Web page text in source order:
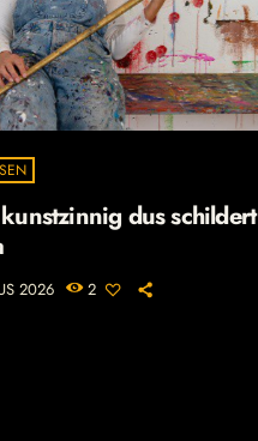
dus schildert
2026 2